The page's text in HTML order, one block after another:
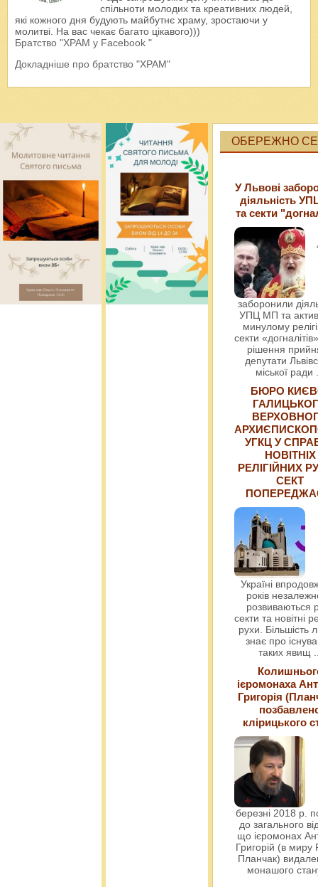
спільноти молодих та креативних людей,
які кожного дня будують майбутнє храму, зростаючи у
молитві. На вас чекає багато цікавого)))
Братство "ХРАМ у Facebook "
Докладніше про братство "ХРАМ"
ОБЕРЕЖНО
У Львові
діяльність
та секти
заборонили
УПЦ МП та
минулому
секти
рішення
депутати
міської ради
БЮРО
УГКЦ У
НОВІТНІХ
РЕЛІГІЙНИХ
СЕКТ
Україні
років
розвиваються
секти та новітні
рухи. Більшість
знає про
таких явищ
ієромонаха
Григорія
клірицького
березні 2018 р.
до загального
що ієромонах
Григорій (в миру
Планчак)
монашого